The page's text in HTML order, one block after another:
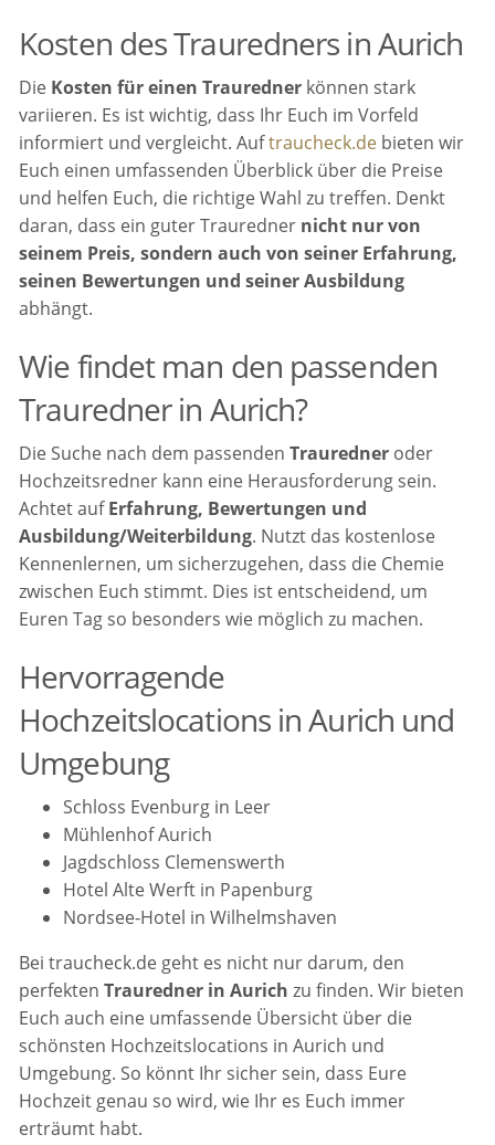
Kosten des Trauredners in Aurich
Die Kosten für einen Trauredner können stark
variieren. Es ist wichtig, dass Ihr Euch im Vorfeld
informiert und vergleicht. Auftraucheck.de bieten wir
Euch einen umfassenden Überblick über die Preise
und helfen Euch, die richtige Wahl zu treffen. Denkt
daran, dass ein guter Trauredner nicht nur von
seinem Preis, sondern auch von seiner Erfahrung,
seinen Bewertungen und seiner Ausbildung
abhängt.
Wie findet man den passenden
Trauredner in Aurich?
Die Suche nach dem passendenTrauredner oder
Hochzeitsredner kann eine Herausforderung sein.
Achtet aufErfahrung, Bewertungen und
Ausbildung/Weiterbildung. Nutzt das kostenlose
Kennenlernen, um sicherzugehen, dass die Chemie
zwischen Euch stimmt. Dies ist entscheidend, um
Euren Tag so besonders wie möglich zu machen.
Hervorragende
Hochzeitslocations in Aurich und
Umgebung
Schloss Evenburg in Leer
Mühlenhof Aurich
Jagdschloss Clemenswerth
Hotel Alte Werft in Papenburg
Nordsee-Hotel in Wilhelmshaven
Bei traucheck.de geht es nicht nur darum, den
perfektenTrauredner in Aurich zu finden. Wir bieten
Euch auch eine umfassende Übersicht über die
schönsten Hochzeitslocations in Aurich und
Umgebung. So könnt Ihr sicher sein, dass Eure
Hochzeit genau so wird, wie Ihr es Euch immer
erträumt habt.